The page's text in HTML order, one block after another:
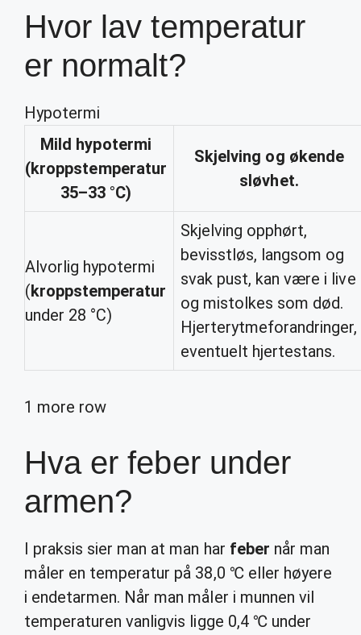
Hvor lav temperatur
er normalt?
Hypotermi
Mild hypotermi
(kroppstemperatur
35–33 °C)
Skjelving og økende
sløvhet.
Alvorlig hypotermi
(kroppstemperatur
under 28 °C)
Skjelving opphørt,
bevisstløs, langsom og
svak pust, kan være i live
og mistolkes som død.
Hjerterytmeforandringer,
eventuelt hjertestans.
1 more row
Hva er feber under
armen?
I praksis sier man at man har feber når man
måler en temperatur på 38,0 ℃ eller høyere
i endetarmen. Når man måler i munnen vil
temperaturen vanligvis ligge 0,4 ℃ under